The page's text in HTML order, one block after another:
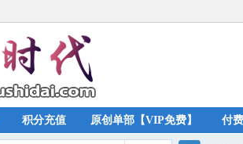
积分充值 原创单部【VIP免费】 付